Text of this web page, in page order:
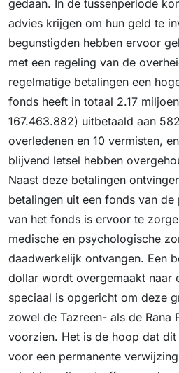
gedaan. In de tussenperiode
advies krijgen om hun geld te
begunstigden hebben ervoor
met een regeling van de
regelmatige betalingen een
fonds heeft in totaal 2.17
167.463.882) uitbetaald aan
overledenen en 10 vermisten,
blijvend letsel hebben
Naast deze betalingen
betalingen uit een fonds van
van het fonds is ervoor te
medische en psychologische
daadwerkelijk ontvangen. Een
dollar wordt overgemaakt naar
speciaal is opgericht om deze
zowel de Tazreen- als de Rana
voorzien. Het is de hoop dat
voor een permanente